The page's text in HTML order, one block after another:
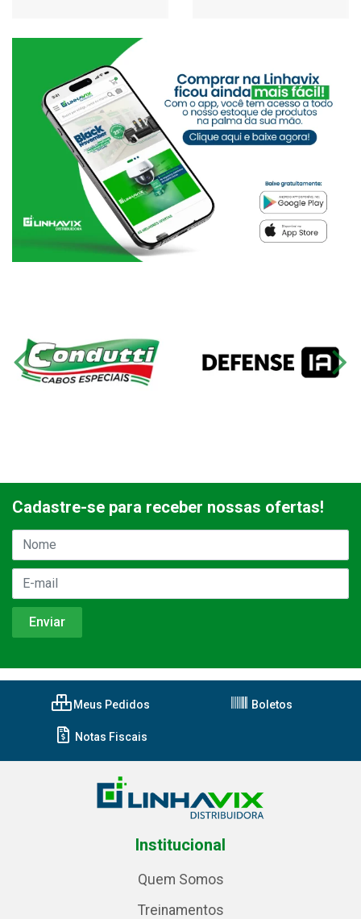
Cadastre-se para receber nossas ofertas!
Meus Pedidos Boletos
Notas Fiscais
Institucional
Quem Somos
Treinamentos